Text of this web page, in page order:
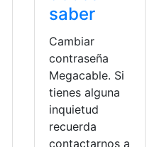
saber
Cambiar
contraseña
Megacable. Si
tienes alguna
inquietud
recuerda
contactarnos a